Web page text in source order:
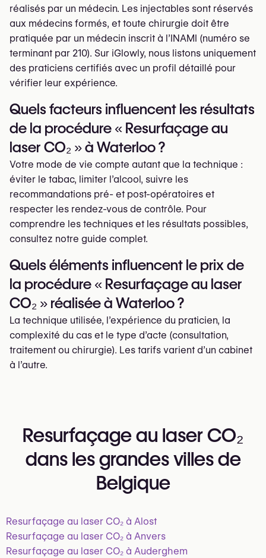
réalisés par un médecin. Les injectables sont réservés
aux médecins formés, et toute chirurgie doit être
pratiquée par un médecin inscrit à l’INAMI (numéro se
terminant par 210). Sur iGlowly, nous listons uniquement
des praticiens certifiés avec un profil détaillé pour
vérifier leur expérience.
Quels facteurs influencent les résultats
de la procédure « Resurfaçage au
laser CO₂ » à Waterloo ?
Votre mode de vie compte autant que la technique :
éviter le tabac, limiter l’alcool, suivre les
recommandations pré- et post-opératoires et
respecter les rendez-vous de contrôle. Pour
comprendre les techniques et les résultats possibles,
consultez notre guide complet.
Quels éléments influencent le prix de
la procédure « Resurfaçage au laser
CO₂ » réalisée à Waterloo ?
La technique utilisée, l’expérience du praticien, la
complexité du cas et le type d’acte (consultation,
traitement ou chirurgie). Les tarifs varient d’un cabinet
à l’autre.
Resurfaçage au laser CO₂
dans les grandes villes de
Belgique
Resurfaçage au laser CO₂ à Alost
Resurfaçage au laser CO₂ à Anvers
Resurfaçage au laser CO₂ à Auderghem